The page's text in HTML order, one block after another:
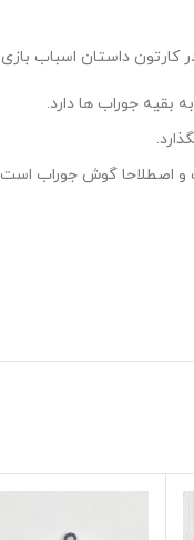
بقیه جوراب ها دارد.
و اصطلاحا گوش جوراب است